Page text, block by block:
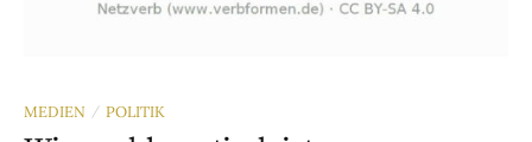
MEDIEN / POLITIK